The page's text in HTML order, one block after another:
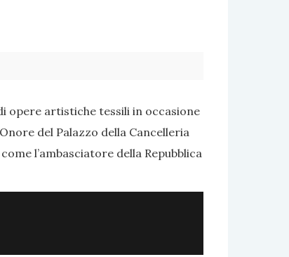
opere artistiche tessili in occasione
del Palazzo della Cancelleria
l’ambasciatore della Repubblica